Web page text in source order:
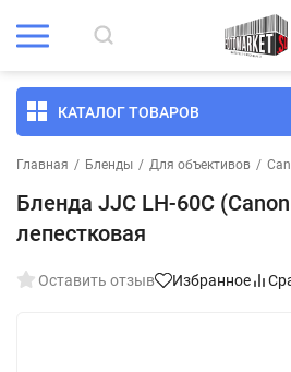
КАТАЛОГ ТОВАРОВ
Главная / Бленды / Для объективов /
Бленда JJC LH-60С (Canon
лепестковая
Оставить отзыв Избранное